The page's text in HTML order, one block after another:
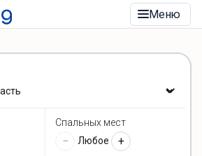
Меню
Спальных мест
− Любое +